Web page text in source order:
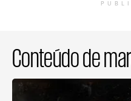
Conteúdo de